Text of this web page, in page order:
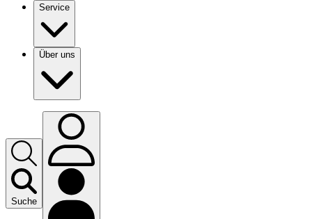
Service
Über uns
Suche